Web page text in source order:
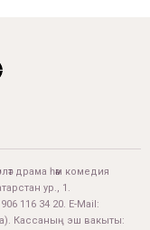
драма һәм комедия
ур., 1.
116 34 20. E-Mail:
Кассаның эш вакыты: